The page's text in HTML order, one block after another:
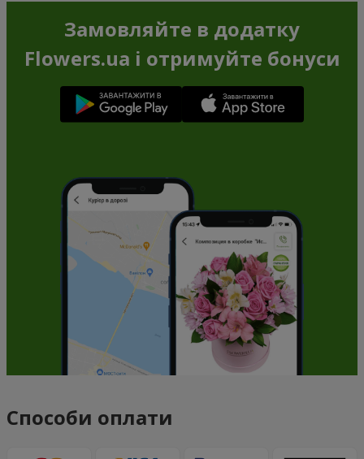
Замовляйте в додатку
Flowers.ua і отримуйте бонуси
Способи оплати